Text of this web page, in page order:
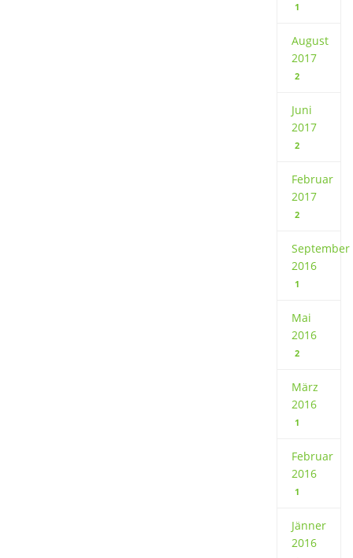
1
August
2017
2
Juni
2017
2
Februar
2017
2
September
2016
1
Mai
2016
2
März
2016
1
Februar
2016
1
Jänner
2016